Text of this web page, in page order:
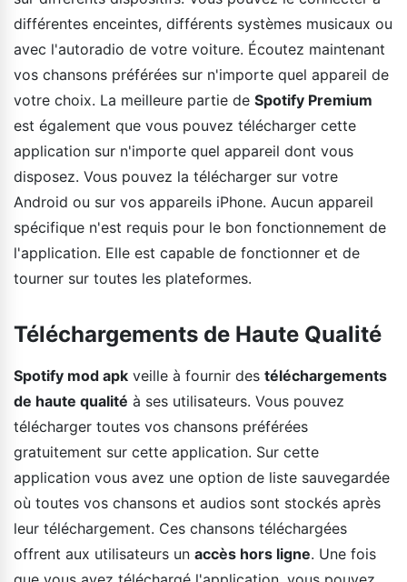
différentes enceintes, différents systèmes musicaux ou
avec l'autoradio de votre voiture. Écoutez maintenant
vos chansons préférées sur n'importe quel appareil de
votre choix. La meilleure partie de Spotify Premium
est également que vous pouvez télécharger cette
application sur n'importe quel appareil dont vous
disposez. Vous pouvez la télécharger sur votre
Android ou sur vos appareils iPhone. Aucun appareil
spécifique n'est requis pour le bon fonctionnement de
l'application. Elle est capable de fonctionner et de
tourner sur toutes les plateformes.
Téléchargements de Haute Qualité
Spotify mod apk veille à fournir des téléchargements
de haute qualité à ses utilisateurs. Vous pouvez
télécharger toutes vos chansons préférées
gratuitement sur cette application. Sur cette
application vous avez une option de liste sauvegardée
où toutes vos chansons et audios sont stockés après
leur téléchargement. Ces chansons téléchargées
offrent aux utilisateurs un accès hors ligne. Une fois